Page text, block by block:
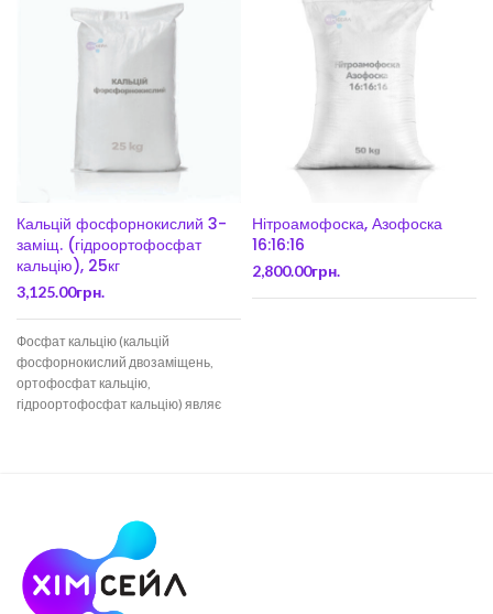
Кальцій фосфорнокислий 3-
заміщ. (гідроортофосфат
кальцію), 25кг
3,125.00грн.
Фосфат кальцію (кальцій
фосфорнокислий двозаміщень,
ортофосфат кальцію,
гідроортофосфат кальцію) являє
Нітроамофоска, Азофоска
16:16:16
2,800.00грн.